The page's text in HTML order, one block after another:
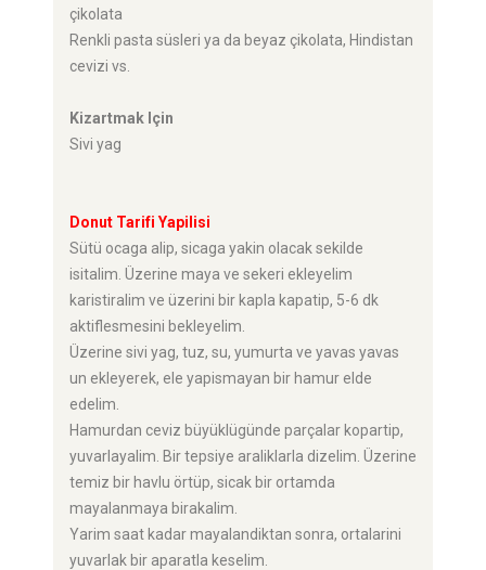
çikolata
Renkli pasta süsleri ya da beyaz çikolata, Hindistan
cevizi vs.
Kizartmak Için
Sivi yag
Donut Tarifi Yapilisi
Sütü ocaga alip, sicaga yakin olacak sekilde
isitalim. Üzerine maya ve sekeri ekleyelim
karistiralim ve üzerini bir kapla kapatip, 5-6 dk
aktiflesmesini bekleyelim.
Üzerine sivi yag, tuz, su, yumurta ve yavas yavas
un ekleyerek, ele yapismayan bir hamur elde
edelim.
Hamurdan ceviz büyüklügünde parçalar kopartip,
yuvarlayalim. Bir tepsiye araliklarla dizelim. Üzerine
temiz bir havlu örtüp, sicak bir ortamda
mayalanmaya birakalim.
Yarim saat kadar mayalandiktan sonra, ortalarini
yuvarlak bir aparatla keselim.